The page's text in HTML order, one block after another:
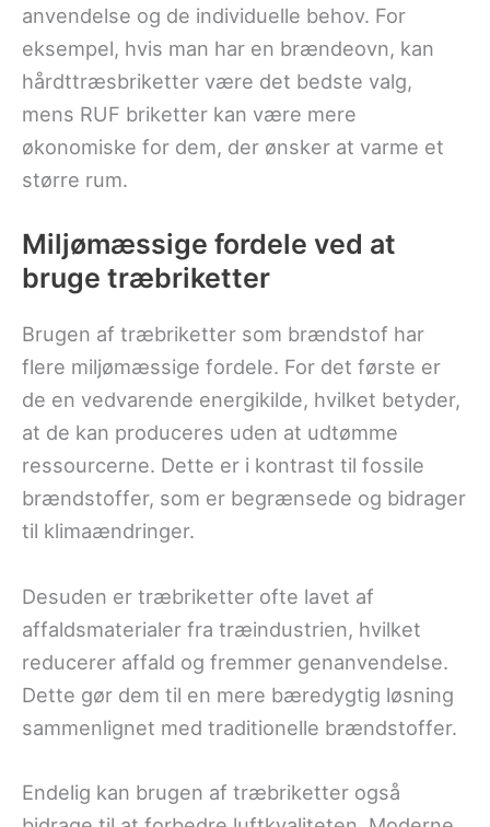
anvendelse og de individuelle behov. For
eksempel, hvis man har en brændeovn, kan
hårdttræsbriketter være det bedste valg,
mens RUF briketter kan være mere
økonomiske for dem, der ønsker at varme et
større rum.
Miljømæssige fordele ved at
bruge træbriketter
Brugen af træbriketter som brændstof har
flere miljømæssige fordele. For det første er
de en vedvarende energikilde, hvilket betyder,
at de kan produceres uden at udtømme
ressourcerne. Dette er i kontrast til fossile
brændstoffer, som er begrænsede og bidrager
til klimaændringer.
Desuden er træbriketter ofte lavet af
affaldsmaterialer fra træindustrien, hvilket
reducerer affald og fremmer genanvendelse.
Dette gør dem til en mere bæredygtig løsning
sammenlignet med traditionelle brændstoffer.
Endelig kan brugen af træbriketter også